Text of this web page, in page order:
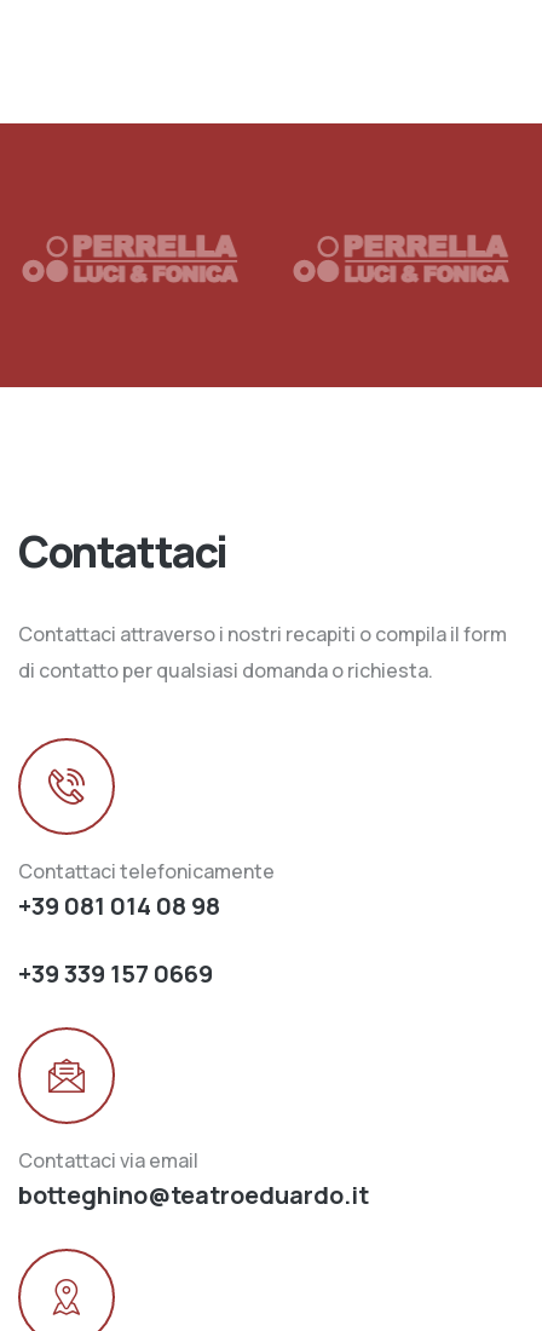
Contattaci
Contattaci attraverso i nostri recapiti o compila il form
di contatto per qualsiasi domanda o richiesta.
Contattaci telefonicamente
+39 081 014 08 98
+39 339 157 0669
Contattaci via email
botteghino@teatroeduardo.it